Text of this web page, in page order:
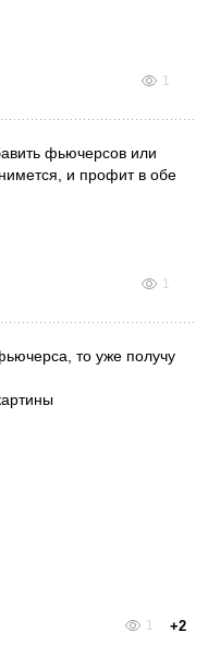
1
фьючерсов или
и профит в обе
1
то уже получу
1 +2